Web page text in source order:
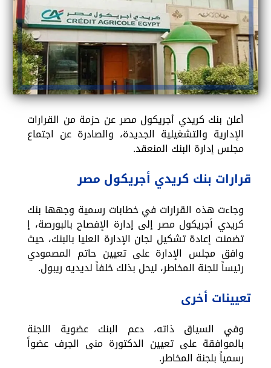
أعلن بنك كريدي أجريكول مصر عن حزمة من القرارات
الإدارية والتشغيلية الجديدة، والصادرة عن اجتماع
مجلس إدارة البنك المنعقد.
قرارات بنك كريدي أجريكول مصر
وجاءت هذه القرارات في خطابات رسمية وجهها بنك
كريدي أجريكول مصر إلى إدارة الإفصاح بالبورصة، إ
تضمنت إعادة تشكيل لجان الإدارة العليا بالبنك، حيث
وافق مجلس الإدارة على تعيين حاتم المصمودي
رئيساً للجنة المخاطر، ليحل بذلك خلفاً لديديه ريبول.
تعيينات أخرى
وفي السياق ذاته، دعم البنك عضوية اللجنة
بالموافقة على تعيين الدكتورة منى الجرف عضواً
رسمياً بلجنة المخاطر.